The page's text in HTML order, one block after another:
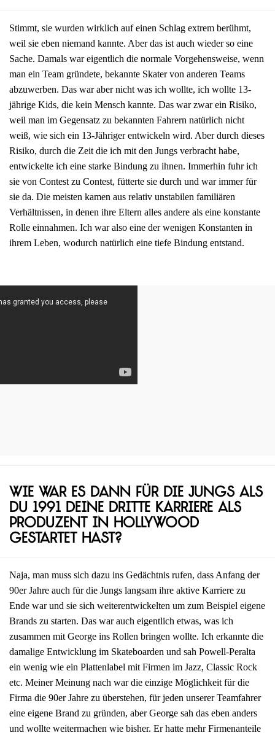
Stimmt, sie wurden wirklich auf einen Schlag extrem berühmt,
weil sie eben niemand kannte. Aber das ist auch wieder so eine
Sache. Damals war eigentlich die normale Vorgehensweise, wenn
man ein Team gründete, bekannte Skater von anderen Teams
abzuwerben. Das war aber nicht was ich wollte, ich wollte 13-
jährige Kids, die kein Mensch kannte. Das war zwar ein Risiko,
weil man im Gegensatz zu bekannten Fahrern natürlich nicht
weiß, wie sich ein 13-Jähriger entwickeln wird. Aber durch dieses
Risiko, durch die Zeit die ich mit den Jungs verbracht habe,
entwickelte ich eine starke Bindung zu ihnen. Immerhin fuhr ich
sie von Contest zu Contest, fütterte sie durch und war immer für
sie da. Die meisten kamen aus relativ unstabilen familiären
Verhältnissen, in denen ihre Eltern alles andere als eine konstante
Rolle einnahmen. Ich war also eine der wenigen Konstanten in
ihrem Leben, wodurch natürlich eine tiefe Bindung entstand.
Wie war es dann für die Jungs als
du 1991 deine dritte Karriere als
Produzent in Hollywood
gestartet hast?
Naja, man muss sich dazu ins Gedächtnis rufen, dass Anfang der
90er Jahre auch für die Jungs langsam ihre aktive Karriere zu
Ende war und sie sich weiterentwickelten um zum Beispiel eigene
Brands zu starten. Das war auch eigentlich etwas, was ich
zusammen mit George ins Rollen bringen wollte. Ich erkannte die
damalige Entwicklung im Skateboarden und sah Powell-Peralta
ein wenig wie ein Plattenlabel mit Firmen im Jazz, Classic Rock
etc. Meiner Meinung nach war die einzige Möglichkeit für die
Firma die 90er Jahre zu überstehen, für jeden unserer Teamfahrer
eine eigene Brand zu gründen, aber George sah das eben anders
und wollte weitermachen wie bisher. Er hatte mehr Firmenanteile